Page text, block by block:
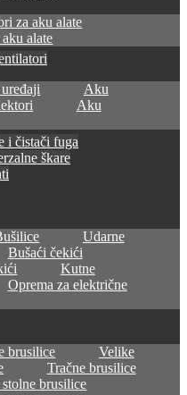
za aku alate
alate
Aku
Aku
i čistači fuga
škare
Udarne
Bušaći čekići
Kutne
Oprema za električne
brusilice
Velike
Tračne brusilice
brusilice